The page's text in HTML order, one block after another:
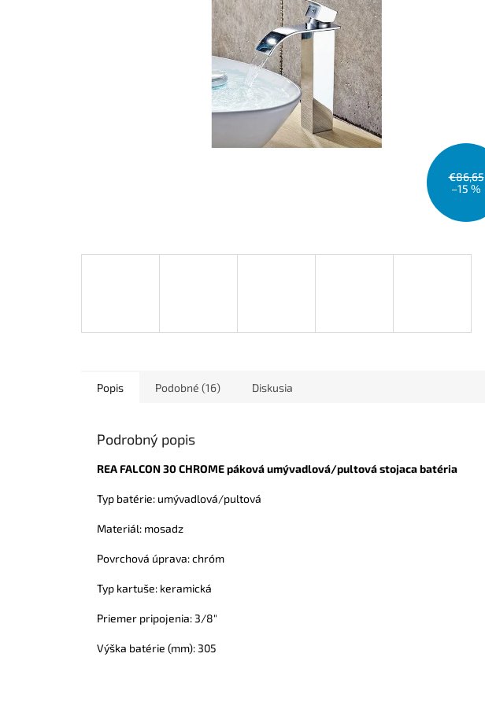
€86,65
–15 %
Popis Podobné (16) Diskusia
Podrobný popis
REA FALCON 30 CHROME páková umývadlová/pultová stojaca batéria
Typ batérie: umývadlová/pultová
Materiál: mosadz
Povrchová úprava: chróm
Typ kartuše: keramická
Priemer pripojenia: 3/8"
Výška batérie (mm): 305